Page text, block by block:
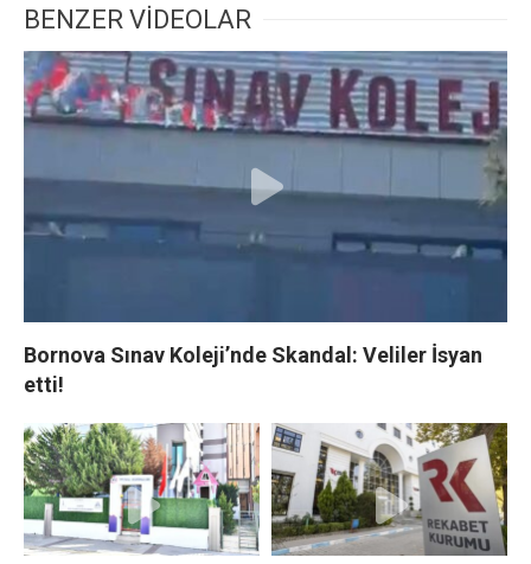
BENZER VİDEOLAR
Bornova Sınav Koleji’nde Skandal: Veliler İsyan
etti!